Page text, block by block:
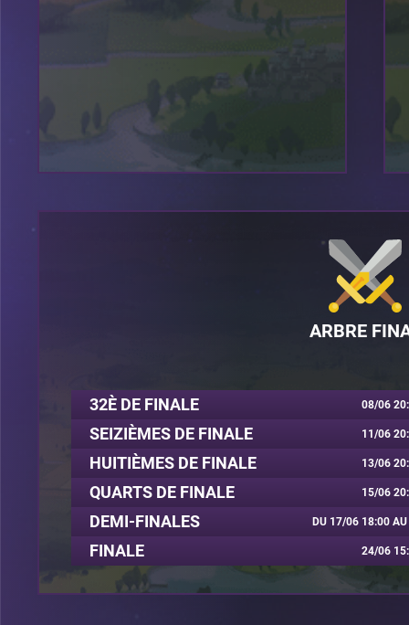
ARBRE
32È DE FINALE 08/06
SEIZIÈMES DE FINALE 11/06
HUITIÈMES DE FINALE 13/06
QUARTS DE FINALE 15/06
DEMI-FINALES DU 17/06 18:00
FINALE 24/06